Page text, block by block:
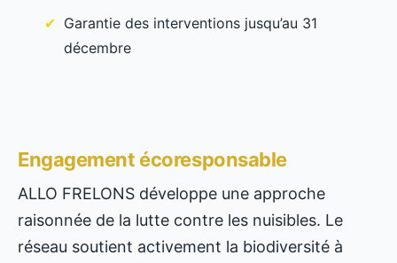
Garantie des interventions jusqu’au 31
décembre
Engagement écoresponsable
ALLO FRELONS développe une approche
raisonnée de la lutte contre les nuisibles. Le
réseau soutient activement la biodiversité à